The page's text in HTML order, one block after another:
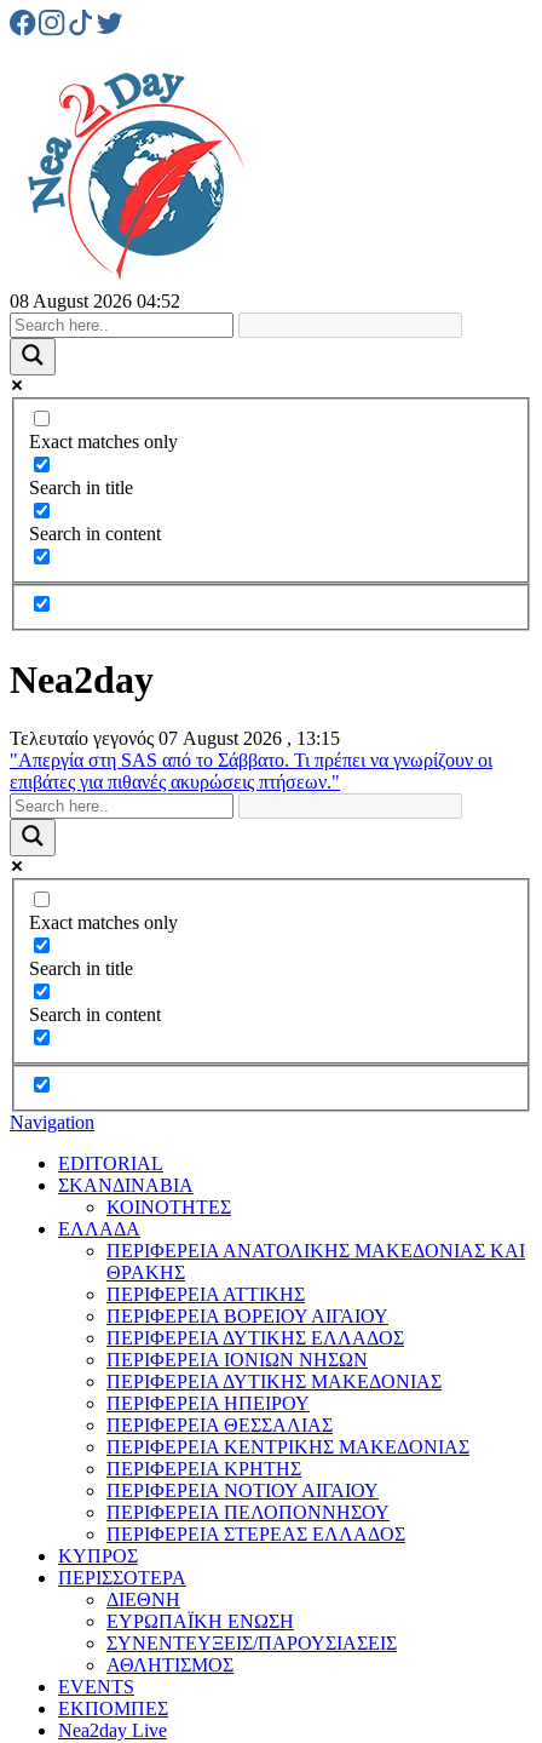
08 August 2026 04:52
Exact matches only
Search in title
Search in content
Nea2day
Τελευταίο γεγονός 07 August 2026 , 13:15
"Απεργία στη SAS από το Σάββατο. Τι πρέπει να γνωρίζουν οι
επιβάτες για πιθανές ακυρώσεις πτήσεων."
Exact matches only
Search in title
Search in content
Navigation
EDITORIAL
ΣΚΑΝΔΙΝΑΒΙΑ
ΚΟΙΝΟΤΗΤΕΣ
ΕΛΛΑΔΑ
ΠΕΡΙΦΕΡΕΙΑ ΑΝΑΤΟΛΙΚΗΣ ΜΑΚΕΔΟΝΙΑΣ ΚΑΙ
ΘΡΑΚΗΣ
ΠΕΡΙΦΕΡΕΙΑ ΑΤΤΙΚΗΣ
ΠΕΡΙΦΕΡΕΙΑ ΒΟΡΕΙΟΥ ΑΙΓΑΙΟΥ
ΠΕΡΙΦΕΡΕΙΑ ΔΥΤΙΚΗΣ ΕΛΛΑΔΟΣ
ΠΕΡΙΦΕΡΕΙΑ ΙΟΝΙΩΝ ΝΗΣΩΝ
ΠΕΡΙΦΕΡΕΙΑ ΔΥΤΙΚΗΣ ΜΑΚΕΔΟΝΙΑΣ
ΠΕΡΙΦΕΡΕΙΑ ΗΠΕΙΡΟΥ
ΠΕΡΙΦΕΡΕΙΑ ΘΕΣΣΑΛΙΑΣ
ΠΕΡΙΦΕΡΕΙΑ ΚΕΝΤΡΙΚΗΣ ΜΑΚΕΔΟΝΙΑΣ
ΠΕΡΙΦΕΡΕΙΑ ΚΡΗΤΗΣ
ΠΕΡΙΦΕΡΕΙΑ ΝΟΤΙΟΥ ΑΙΓΑΙΟΥ
ΠΕΡΙΦΕΡΕΙΑ ΠΕΛΟΠΟΝΝΗΣΟΥ
ΠΕΡΙΦΕΡΕΙΑ ΣΤΕΡΕΑΣ ΕΛΛΑΔΟΣ
ΚΥΠΡΟΣ
ΠΕΡΙΣΣΟΤΕΡΑ
ΔΙΕΘΝΗ
ΕΥΡΩΠΑΪΚΗ ΕΝΩΣΗ
ΣΥΝΕΝΤΕΥΞΕΙΣ/ΠΑΡΟΥΣΙΑΣΕΙΣ
ΑΘΛΗΤΙΣΜΟΣ
EVENTS
ΕΚΠΟΜΠΕΣ
Nea2day Live